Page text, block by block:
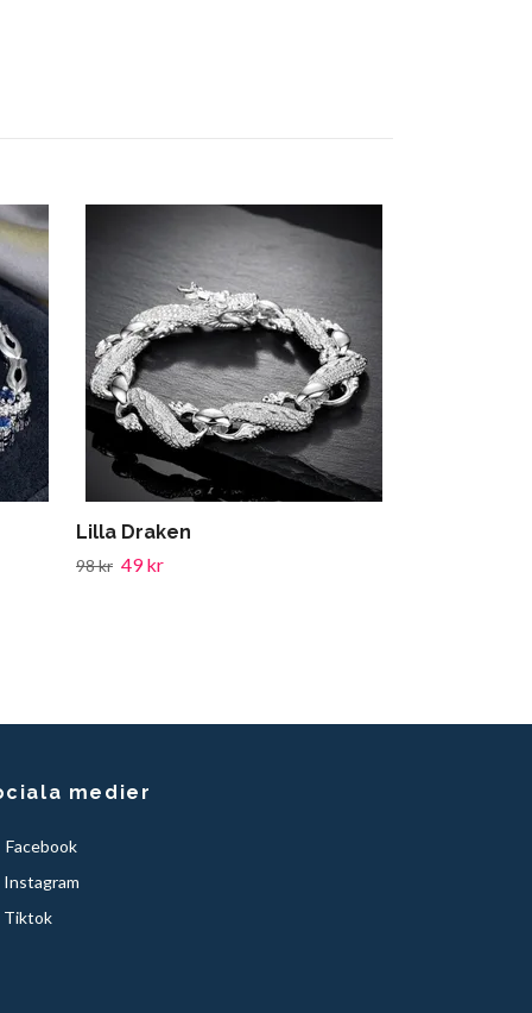
Lilla Draken
98 kr 49 kr
medier
Facebook
Instagram
Tiktok